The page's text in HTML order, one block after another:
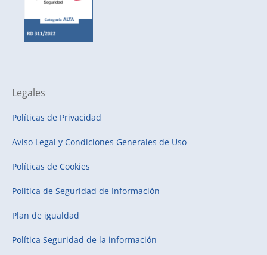
Legales
Políticas de Privacidad
Aviso Legal y Condiciones Generales de Uso
Políticas de Cookies
Politica de Seguridad de Información
Plan de igualdad
Política Seguridad de la información